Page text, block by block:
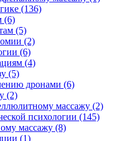
(136)
(6)
(5)
(2)
(6)
(4)
(5)
дронами (6)
(2)
массажу (2)
психологии (145)
массажу (8)
(1)